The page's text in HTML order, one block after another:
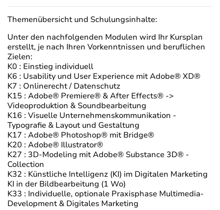
Themenübersicht und Schulungsinhalte:
Unter den nachfolgenden Modulen wird Ihr Kursplan
erstellt, je nach Ihren Vorkenntnissen und beruflichen
Zielen:
K0 : Einstieg individuell
K6 : Usability und User Experience mit Adobe® XD®
K7 : Onlinerecht / Datenschutz
K15 : Adobe® Premiere® & After Effects® ->
Videoproduktion & Soundbearbeitung
K16 : Visuelle Unternehmenskommunikation -
Typografie & Layout und Gestaltung
K17 : Adobe® Photoshop® mit Bridge®
K20 : Adobe® Illustrator®
K27 : 3D-Modeling mit Adobe® Substance 3D® -
Collection
K32 : Künstliche Intelligenz (KI) im Digitalen Marketing
KI in der Bildbearbeitung (1 Wo)
K33 : Individuelle, optionale Praxisphase Multimedia-
Development & Digitales Marketing